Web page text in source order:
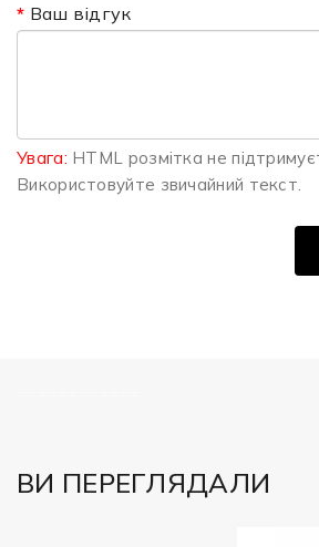
Ваш відгук
Увага: HTML розмітка не
Використовуйте звичайний текст.
ВИ ПЕРЕГЛЯДАЛИ